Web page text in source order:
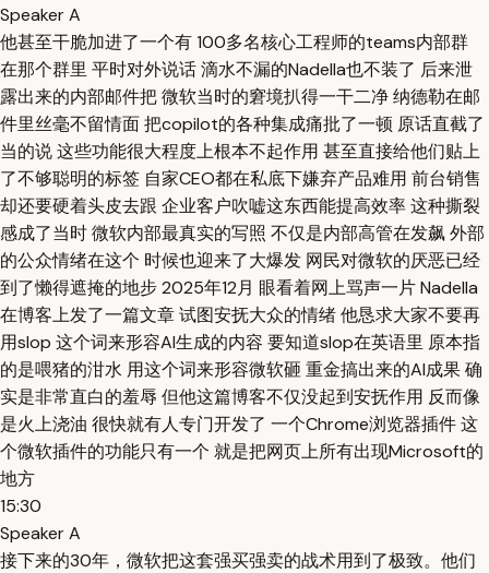
Speaker A
他甚至干脆加进了一个有 100多名核心工程师的teams内部群
在那个群里 平时对外说话 滴水不漏的Nadella也不装了 后来泄
露出来的内部邮件把 微软当时的窘境扒得一干二净 纳德勒在邮
件里丝毫不留情面 把copilot的各种集成痛批了一顿 原话直截了
当的说 这些功能很大程度上根本不起作用 甚至直接给他们贴上
了不够聪明的标签 自家CEO都在私底下嫌弃产品难用 前台销售
却还要硬着头皮去跟 企业客户吹嘘这东西能提高效率 这种撕裂
感成了当时 微软内部最真实的写照 不仅是内部高管在发飙 外部
的公众情绪在这个 时候也迎来了大爆发 网民对微软的厌恶已经
到了懒得遮掩的地步 2025年12月 眼看着网上骂声一片 Nadella
在博客上发了一篇文章 试图安抚大众的情绪 他恳求大家不要再
用slop 这个词来形容AI生成的内容 要知道slop在英语里 原本指
的是喂猪的泔水 用这个词来形容微软砸 重金搞出来的AI成果 确
实是非常直白的羞辱 但他这篇博客不仅没起到安抚作用 反而像
是火上浇油 很快就有人专门开发了 一个Chrome浏览器插件 这
个微软插件的功能只有一个 就是把网页上所有出现Microsoft的
地方
15:30
Speaker A
接下来的30年，微软把这套强买强卖的战术用到了极致。他们